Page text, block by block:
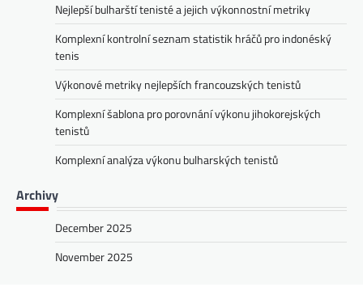
Nejlepší bulharští tenisté a jejich výkonnostní metriky
Komplexní kontrolní seznam statistik hráčů pro indonéský
tenis
Výkonové metriky nejlepších francouzských tenistů
Komplexní šablona pro porovnání výkonu jihokorejských
tenistů
Komplexní analýza výkonu bulharských tenistů
Archivy
December 2025
November 2025